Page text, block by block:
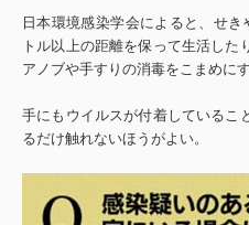
日本環境感染学会によると、せ
トル以上の距離を保って生活した
アノブや手すりの消毒をこまめに
手にもウイルスが付着しているこ
るだけ触れないほうがよい。